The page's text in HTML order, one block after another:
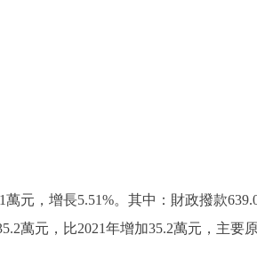
，增長5.51%。其中：財政撥款
萬元，比2021年增加35.2萬元，主要